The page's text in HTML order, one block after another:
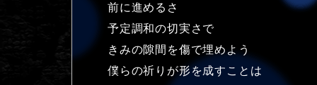
前に進めるさ
予定調和の切実さで
きみの隙間を傷で埋めよう
僕らの祈りが形を成すことは